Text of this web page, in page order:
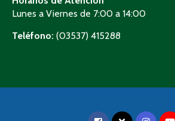
Lunes a Viernes de 7:00 a 14:00
Teléfono: (03537) 415288